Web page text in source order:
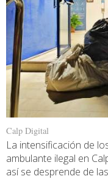
Calp Digital
La intensificación de
ambulante ilegal en
así se desprende de